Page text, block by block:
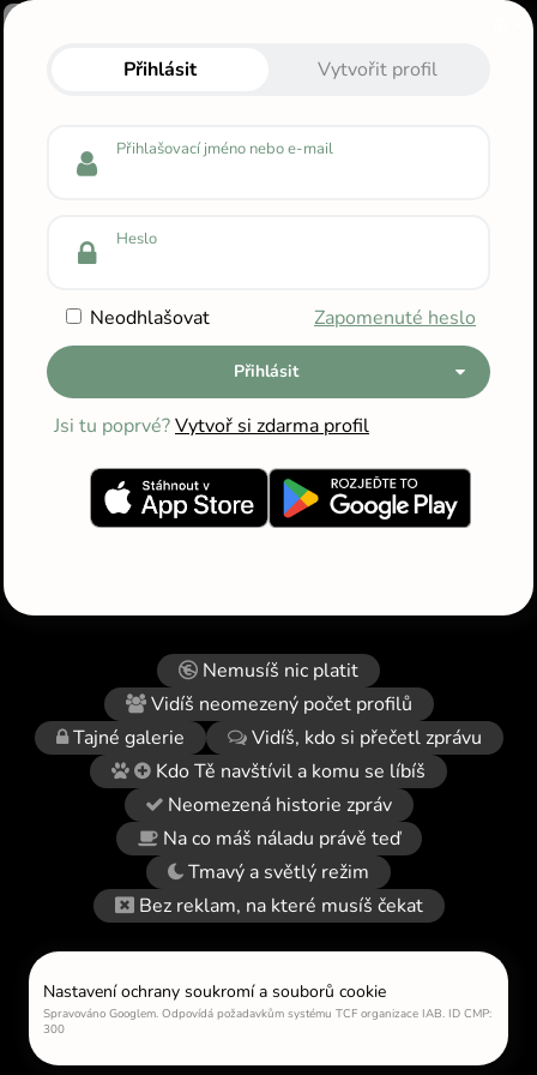
Přihlas se do svého profilu
Přihlásit
Vytvořit profil
Přihlašovací jméno nebo e-mail
Heslo
Neodhlašovat Zapomenuté heslo
Přihlásit
Jsi tu poprvé?Vytvoř si zdarma profil
Nemusíš nic platit
Vidíš neomezený počet profilů
Tajné galerie
Vidíš, kdo si přečetl zprávu
Kdo Tě navštívil a komu se líbíš
Neomezená historie zpráv
Na co máš náladu právě teď
Tmavý a světlý režim
Bez reklam, na které musíš čekat
Nastavení ochrany soukromí a souborů cookie
Spravováno Googlem. Odpovídá požadavkům systému TCF organizace IAB. ID CMP:
300